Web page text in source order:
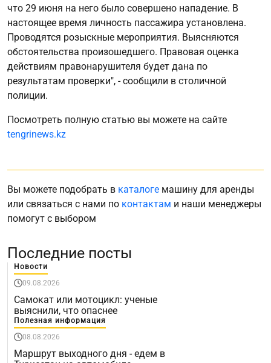
что 29 июня на него было совершено нападение. В
настоящее время личность пассажира установлена.
Проводятся розыскные мероприятия. Выясняются
обстоятельства произошедшего. Правовая оценка
действиям правонарушителя будет дана по
результатам проверки", - сообщили в столичной
полиции.
Посмотреть полную статью вы можете на сайте
tengrinews.kz
Вы можете подобрать в каталоге машину для аренды
или связаться с нами по контактам и наши менеджеры
помогут с выбором
Последние посты
Новости
09.08.2026
Самокат или мотоцикл: ученые
выяснили, что опаснее
Полезная информация
08.08.2026
Маршрут выходного дня - едем в